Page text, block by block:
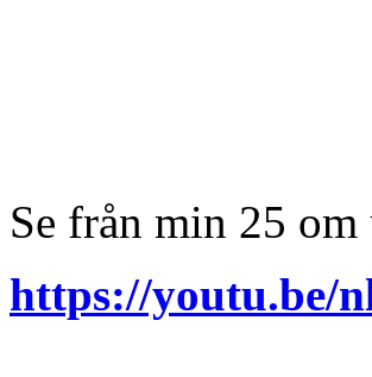
Se från min 25
https://youtu.be/